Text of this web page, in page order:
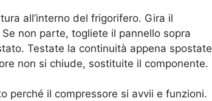
all’interno del frigorifero. Gira il
non parte, togliete il pannello sopra
Testate la continuità appena spostate
non si chiude, sostituite il componente.
perché il compressore si avvii e funzioni.